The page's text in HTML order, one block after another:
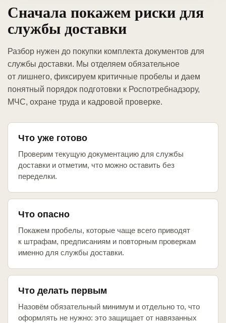
Сначала покажем риски для
службы доставки
Разбор нужен до покупки комплекта документов для
службы доставки. Мы отделяем обязательное
от лишнего, фиксируем критичные пробелы и даем
понятный порядок подготовки к Роспотребнадзору,
МЧС, охране труда и кадровой проверке.
Что уже готово
Проверим текущую документацию для службы
доставки и отметим, что можно оставить без
переделки.
Что опасно
Покажем пробелы, которые чаще всего приводят
к штрафам, предписаниям и повторным проверкам
именно для службы доставки.
Что делать первым
Назовём обязательный минимум и отдельно то, что
оформлять не нужно: это защищает от навязанных